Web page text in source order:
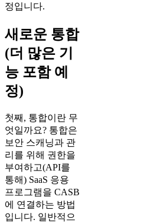
정입니다.
새로운 통합
(더 많은 기
능 포함 예
정)
첫째, 통합이란 무
엇일까요? 통합은
보안 스캐닝과 관
리를 위해 권한을
부여하고(API를
통해) SaaS 응용
프로그램을 CASB
에 연결하는 방법
입니다. 일반적으